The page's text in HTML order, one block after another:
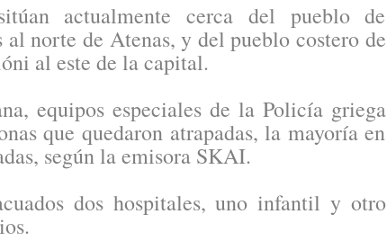
actualmente cerca del pueblo de
norte de Atenas, y del pueblo costero de
al este de la capital.
equipos especiales de la Policía griega
que quedaron atrapadas, la mayoría en
según la emisora SKAI.
dos hospitales, uno infantil y otro